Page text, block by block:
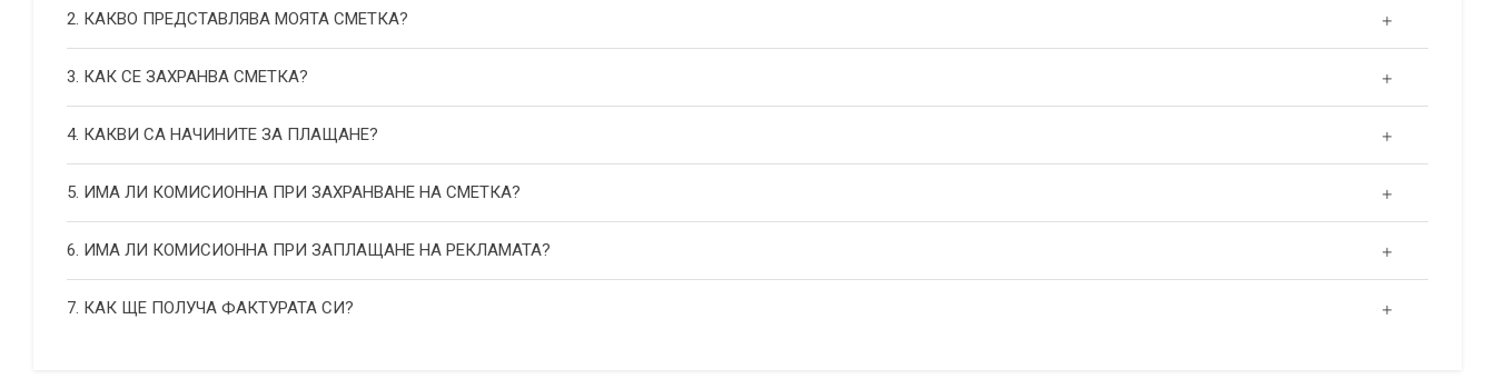
2. КАКВО ПРЕДСТАВЛЯВА МОЯТА СМЕТКА?
3. КАК СЕ ЗАХРАНВА СМЕТКА?
4. КАКВИ СА НАЧИНИТЕ ЗА ПЛАЩАНЕ?
5. ИМА ЛИ КОМИСИОННА ПРИ ЗАХРАНВАНЕ НА СМЕТКА?
6. ИМА ЛИ КОМИСИОННА ПРИ ЗАПЛАЩАНЕ НА РЕКЛАМАТА?
7. КАК ЩЕ ПОЛУЧА ФАКТУРАТА СИ?